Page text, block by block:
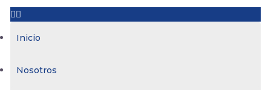
Inicio
Nosotros